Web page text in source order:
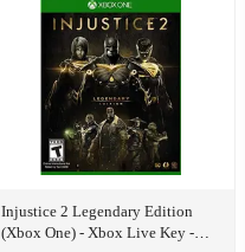
Injustice 2 Legendary Edition
(Xbox One) - Xbox Live Key -